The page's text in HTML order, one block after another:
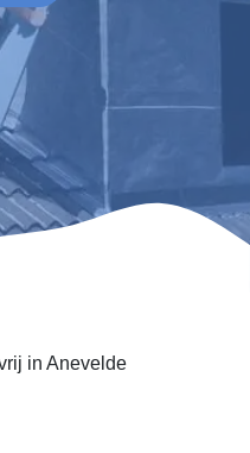
in Anevelde